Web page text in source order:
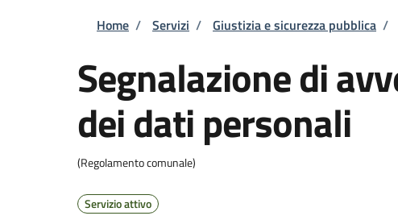
Briciole di pane
Home / Servizi / Giustizia e sicurezza pubblica /
Segnalazione di
dei dati personali
(Regolamento comunale)
Servizio attivo